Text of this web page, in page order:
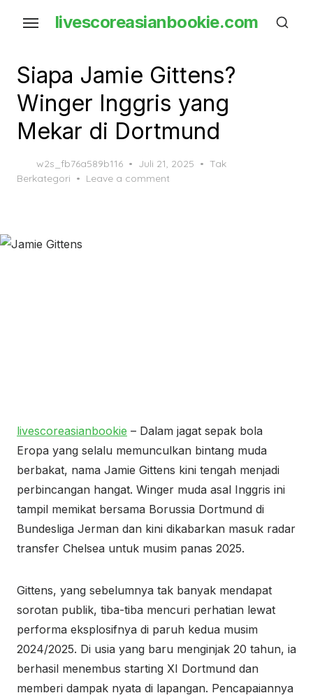
content
livescoreasianbookie.com
Siapa Jamie Gittens?
Winger Inggris yang
Mekar di Dortmund
w2s_fb76a589b116
Posted
on
Juli 21, 2025
Tak
Berkategori
Leave a comment
livescoreasianbookie – Dalam jagat sepak bola
Eropa yang selalu memunculkan bintang muda
berbakat, nama Jamie Gittens kini tengah menjadi
perbincangan hangat. Winger muda asal Inggris ini
tampil memikat bersama Borussia Dortmund di
Bundesliga Jerman dan kini dikabarkan masuk radar
transfer Chelsea untuk musim panas 2025.
Gittens, yang sebelumnya tak banyak mendapat
sorotan publik, tiba-tiba mencuri perhatian lewat
performa eksplosifnya di paruh kedua musim
2024/2025. Di usia yang baru menginjak 20 tahun, ia
berhasil menembus starting XI Dortmund dan
memberi dampak nyata di lapangan. Pencapaiannya